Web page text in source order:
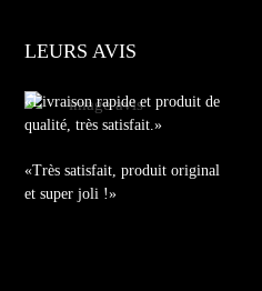
LEURS AVIS
«Livraison rapide et produit de
qualité, très satisfait.»
«Très satisfait, produit original
et super joli !»